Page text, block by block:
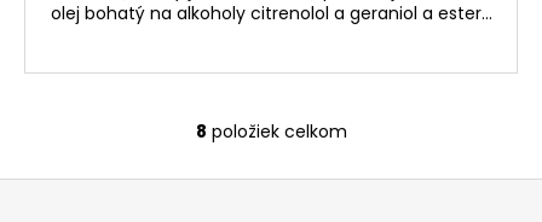
olej bohatý na alkoholy citrenolol a geraniol a ester...
O
v
8 položiek celkom